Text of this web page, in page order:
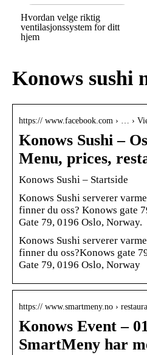
Hvordan velge riktig
ventilasjonssystem for ditt
hjem
Konows sushi
https:// www.facebook.com › … ›
Konows Sushi –
Menu, prices,
Konows Sushi – Startside
Konows Sushi serverer
finner du oss? Konows gate
Gate 79, 0196 Oslo, Norway.
Konows Sushi serverer
finner du oss?Konows gate
Gate 79, 0196 Oslo, Norway
https:// www.smartmeny.no ›
Konows Event –
SmartMeny har